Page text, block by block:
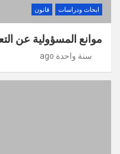
ابحاث ودراسات قانون
موانع المسؤولية عن
سنة واحدة ago